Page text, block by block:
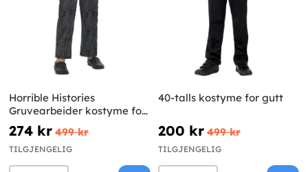
Horrible Histories
Gruvearbeider kostyme for
barn
274 kr 499 kr
TILGJENGELIG
40-talls kostyme for gutt
200 kr 499 kr
TILGJENGELIG